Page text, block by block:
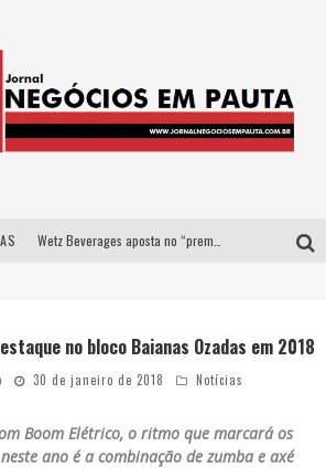
Democratização do malte: Proibida utiliza estratégia de custo-benefício para o lazer do brasileiro
no bloco Baianas Ozadas em 2018
30 de janeiro de 2018 Notícias
Boom Elétrico, o ritmo que marcará os
ano é a combinação de zumba e axé